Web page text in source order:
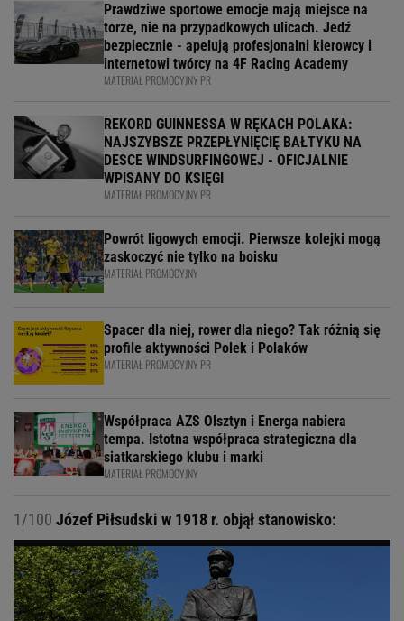
Prawdziwe sportowe emocje mają miejsce na
torze, nie na przypadkowych ulicach. Jedź
bezpiecznie - apelują profesjonalni kierowcy i
internetowi twórcy na 4F Racing Academy
MATERIAŁ PROMOCYJNY PR
REKORD GUINNESSA W RĘKACH POLAKA:
NAJSZYBSZE PRZEPŁYNIĘCIĘ BAŁTYKU NA
DESCE WINDSURFINGOWEJ - OFICJALNIE
WPISANY DO KSIĘGI
MATERIAŁ PROMOCYJNY PR
Powrót ligowych emocji. Pierwsze kolejki mogą
zaskoczyć nie tylko na boisku
MATERIAŁ PROMOCYJNY
Spacer dla niej, rower dla niego? Tak różnią się
profile aktywności Polek i Polaków
MATERIAŁ PROMOCYJNY PR
Współpraca AZS Olsztyn i Energa nabiera
tempa. Istotna współpraca strategiczna dla
siatkarskiego klubu i marki
MATERIAŁ PROMOCYJNY
1/100 Józef Piłsudski w 1918 r. objął stanowisko: